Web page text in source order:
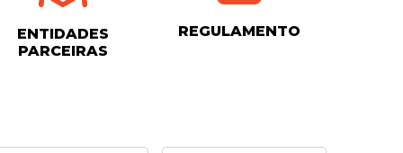
ENTIDADES
PARCEIRAS
REGULAMENTO